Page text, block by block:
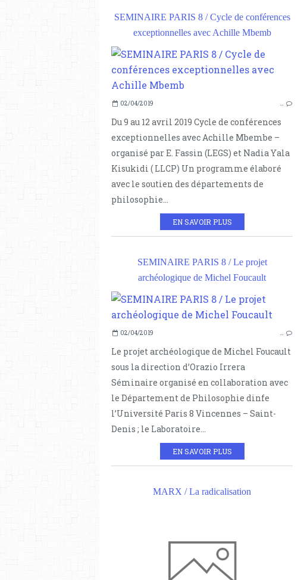
SEMINAIRE PARIS 8 / Cycle de conférences
exceptionnelles avec Achille Mbemb
02/04/2019 …
Du 9 au 12 avril 2019 Cycle de conférences
exceptionnelles avec Achille Mbembe –
organisé par E. Fassin (LEGS) et Nadia Yala
Kisukidi ( LLCP) Un programme élaboré
avec le soutien des départements de
philosophie...
EN SAVOIR PLUS
SEMINAIRE PARIS 8 / Le projet
archéologique de Michel Foucault
02/04/2019 …
Le projet archéologique de Michel Foucault
sous la direction d’Orazio Irrera
Séminaire organisé en collaboration avec
le Département de Philosophie dinfe
l’Université Paris 8 Vincennes – Saint-
Denis ; le Laboratoire...
EN SAVOIR PLUS
MARX / La radicalisation